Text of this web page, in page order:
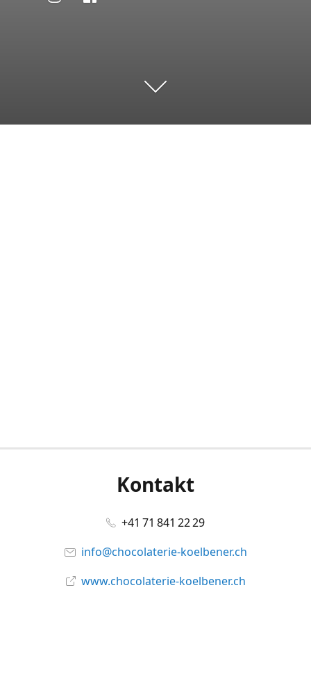
Kontakt
+41 71 841 22 29
info@chocolaterie-koelbener.ch
www.chocolaterie-koelbener.ch